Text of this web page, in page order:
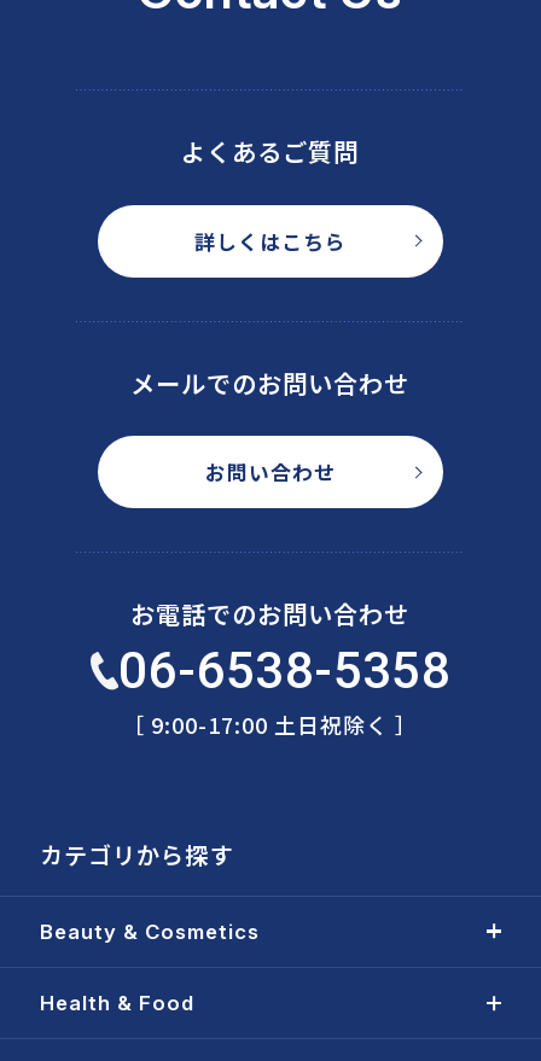
よくあるご質問
詳しくはこちら
メールでのお問い合わせ
お問い合わせ
お電話でのお問い合わせ
06-6538-5358
［ 9:00-17:00 土日祝除く ］
カテゴリから探す
Beauty & Cosmetics
Health & Food